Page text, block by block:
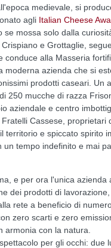
medievale, si
agli Italian Cheese
mossa solo dalla
e Grottaglie,
alla Masseria
moderna azienda che si
prodotti caseari. Un
250 mucche di razza
aziendale e centro
Cassese,
territorio e spiccato spirito
tempo indefinito e mai
e per ora l'unica
dei prodotti di
rete a beneficio di
zero scarti e zero
armonia con la natura.
per gli occhi: due